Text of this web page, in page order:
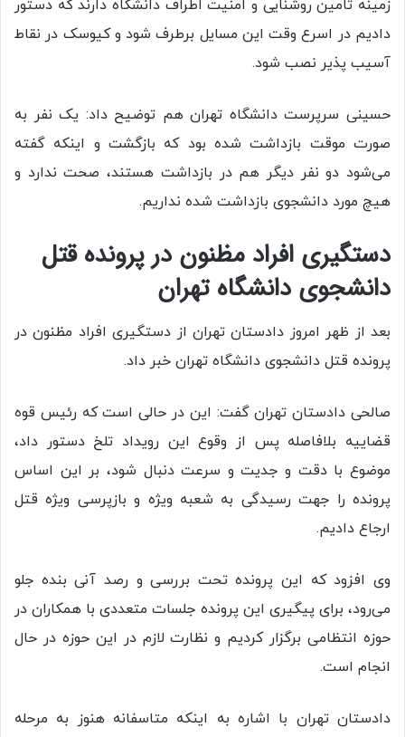
زمینه تامین روشنایی و امنیت اطراف دانشگاه دارند که دستور
دادیم در اسرع وقت این مسایل برطرف شود و کیوسک در نقاط
آسیب پذیر نصب شود.
حسینی سرپرست دانشگاه تهران هم توضیح داد: یک نفر به
صورت موقت بازداشت شده بود که بازگشت و اینکه گفته
می‌شود دو نفر دیگر هم در بازداشت هستند، صحت ندارد و
هیچ مورد دانشجوی بازداشت شده نداریم.
دستگیری افراد مظنون در پرونده قتل
دانشجوی دانشگاه تهران
بعد از ظهر امروز دادستان تهران از دستگیری افراد مظنون در
پرونده قتل دانشجوی دانشگاه تهران خبر داد.
صالحی دادستان تهران گفت: این در حالی است که رئیس قوه
قضاییه بلافاصله پس از وقوع این رویداد تلخ دستور داد،
موضوع با دقت و جدیت و سرعت دنبال شود، بر این اساس
پرونده را جهت رسیدگی به شعبه ویژه و بازپرسی ویژه قتل
ارجاع دادیم.
وی افزود که این پرونده تحت بررسی و رصد آنی بنده جلو
می‌رود، برای پیگیری این پرونده جلسات متعددی با همکاران در
حوزه انتظامی برگزار کردیم و نظارت لازم در این حوزه در حال
انجام است.
دادستان تهران با اشاره به اینکه متاسفانه هنوز به مرحله